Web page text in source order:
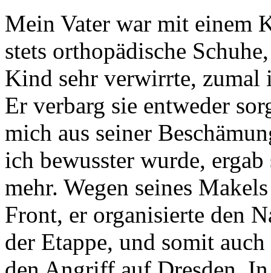
Mein Vater war mit einem
stets orthopädische
Kind sehr verwirrte, zumal
Er verbarg sie entweder
mich aus seiner
ich bewusster wurde,
mehr. Wegen seines
Front, er organisierte den
der Etappe, und somit